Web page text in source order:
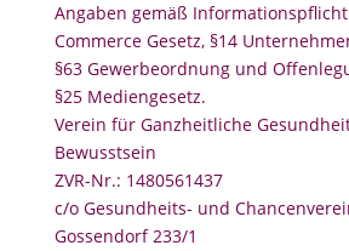
Angaben gemäß Informationspflicht
Commerce Gesetz, §14
§63 Gewerbeordnung und
§25 Mediengesetz.
Verein für Ganzheitliche
Bewusstsein
ZVR-Nr.: 1480561437
c/o Gesundheits- und
Gossendorf 233/1